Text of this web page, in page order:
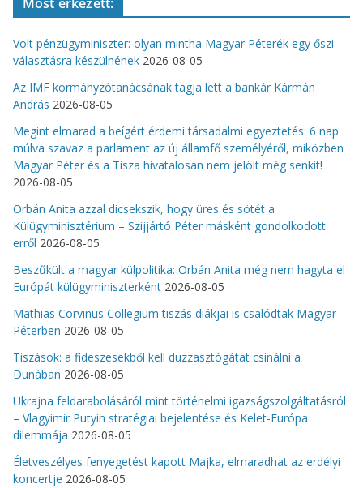
Volt pénzügyminiszter: olyan mintha Magyar Péterék egy őszi
választásra készülnének 2026-08-05
Az IMF kormányzótanácsának tagja lett a bankár Kármán
András 2026-08-05
Megint elmarad a beígért érdemi társadalmi egyeztetés: 6 nap
múlva szavaz a parlament az új államfő személyéről, miközben
Magyar Péter és a Tisza hivatalosan nem jelölt még senkit!
2026-08-05
Orbán Anita azzal dicsekszik, hogy üres és sötét a
Külügyminisztérium – Szijjártó Péter másként gondolkodott
erről 2026-08-05
Beszűkült a magyar külpolitika: Orbán Anita még nem hagyta el
Európát külügyminiszterként 2026-08-05
Mathias Corvinus Collegium tiszás diákjai is csalódtak Magyar
Péterben 2026-08-05
Tiszások: a fideszesekből kell duzzasztógátat csinálni a
Dunában 2026-08-05
Ukrajna feldarabolásáról mint történelmi igazságszolgáltatásról
– Vlagyimir Putyin stratégiai bejelentése és Kelet-Európa
dilemmája 2026-08-05
Életveszélyes fenyegetést kapott Majka, elmaradhat az erdélyi
koncertje 2026-08-05